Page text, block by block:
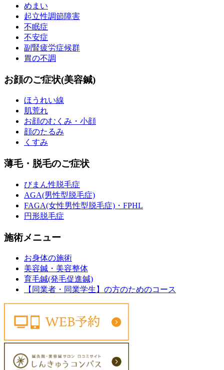
めまい
起立性調節障害
不眠症
不安症
副腎疲労症候群
胃の不調
お顔のご症状(美容鍼)
ほうれい線
肌荒れ
お顔のむくみ・小顔
顔のたるみ
くすみ
薄毛・脱毛のご症状
びまん性脱毛症
AGA(男性型脱毛症)
FAGA(女性男性型脱毛症)・FPHL
円形脱毛症
施術メニュー
お身体の施術
美容鍼・美容整体
育毛鍼(発毛促進鍼)
【同業者・同業学生】の方のためのコース